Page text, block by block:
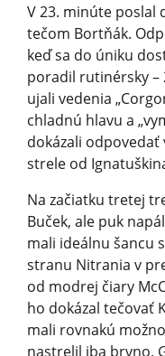
V 23. minúte poslal
tečom Bortňák.
keď sa do úniku
poradil rutinérsky –
ujali vedenia
chladnú hlavu a
dokázali
strele od
Na začiatku tretej
Buček, ale puk
mali ideálnu šancu
stranu Nitrania v
od modrej čiary
ho dokázal tečovať
mali rovnakú
nastrelil iba brvno.